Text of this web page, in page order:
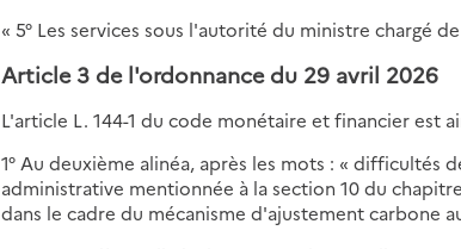
« 5° Les services sous l'autorité du ministre chargé
Article 3 de l'ordonnance du 29 avril 2026
L'article L. 144-1 du code monétaire et financier est
1° Au deuxième alinéa, après les mots : « difficultés
administrative mentionnée à la section 10 du
dans le cadre du mécanisme d'ajustement carbone